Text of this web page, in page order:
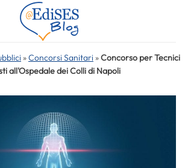
»Concorsi Sanitari »Concorso per Tecnici
all'Ospedale dei Colli di Napoli